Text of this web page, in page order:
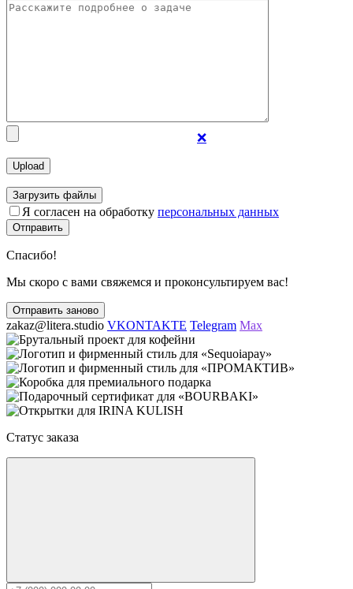
❌
Загрузить файлы
Я согласен на обработку персональных данных
Отправить
Спасибо!
Мы скоро с вами свяжемся и проконсультируем вас!
Отправить заново
zakaz@litera.studio VKONTAKTE Telegram Max
Статус заказа